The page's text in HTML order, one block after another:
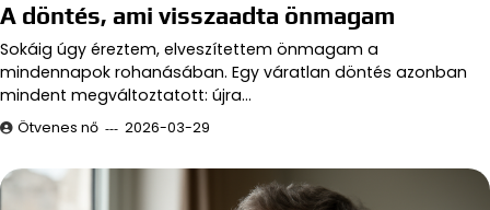
A döntés, ami visszaadta önmagam
Sokáig úgy éreztem, elveszítettem önmagam a
mindennapok rohanásában. Egy váratlan döntés azonban
mindent megváltoztatott: újra…
Ötvenes nő 2026-03-29